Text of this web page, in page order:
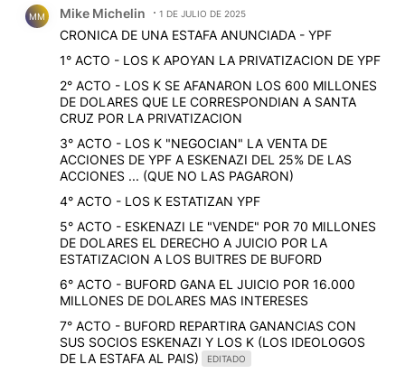
MM Mike Michelin 1 DE JULIO DE 2025
CRONICA DE UNA ESTAFA ANUNCIADA - YPF
1° ACTO - LOS K APOYAN LA PRIVATIZACION DE YPF
2° ACTO - LOS K SE AFANARON LOS 600 MILLONES
DE DOLARES QUE LE CORRESPONDIAN A SANTA
CRUZ POR LA PRIVATIZACION
3° ACTO - LOS K "NEGOCIAN" LA VENTA DE
ACCIONES DE YPF A ESKENAZI DEL 25% DE LAS
ACCIONES ... (QUE NO LAS PAGARON)
4° ACTO - LOS K ESTATIZAN YPF
5° ACTO - ESKENAZI LE "VENDE" POR 70 MILLONES
DE DOLARES EL DERECHO A JUICIO POR LA
ESTATIZACION A LOS BUITRES DE BUFORD
6° ACTO - BUFORD GANA EL JUICIO POR 16.000
MILLONES DE DOLARES MAS INTERESES
7° ACTO - BUFORD REPARTIRA GANANCIAS CON
SUS SOCIOS ESKENAZI Y LOS K (LOS IDEOLOGOS
DE LA ESTAFA AL PAIS)
EDITADO